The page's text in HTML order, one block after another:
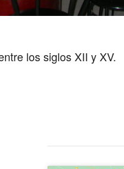
los siglos XII y XV.